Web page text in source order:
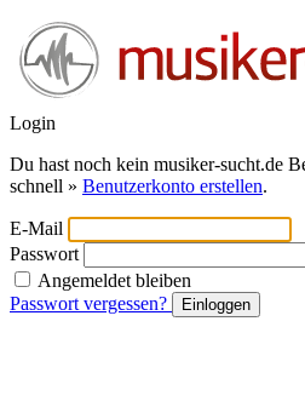
Login
Du hast noch kein musiker-sucht.de
schnell » Benutzerkonto erstellen.
E-Mail
Passwort
Angemeldet bleiben
Passwort vergessen?
Einloggen